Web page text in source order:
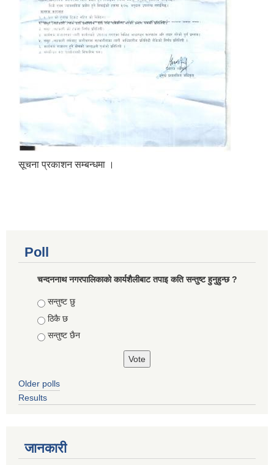
सूचना प्रकाशन सम्बन्धमा ।
Poll
चन्दननाथ नगरपालिकाको कार्यशैलीबाट तपाइ कति सन्तुष्ट हुनुहुन्छ ?
Choices
सन्तुष्ट छु
ठिकै छ
सन्तुष्ट छैन
Older polls
Results
जानकारी